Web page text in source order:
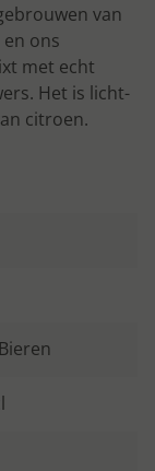
van
ons
met echt
Het is licht-
citroen.